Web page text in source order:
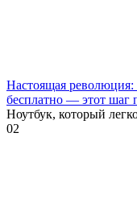
Настоящая
бесплатно — этот шаг
Ноутбук, который
02